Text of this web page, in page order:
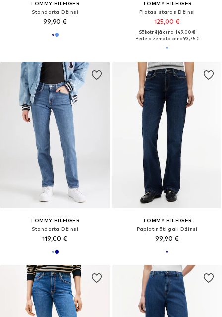
TOMMY HILFIGER
Standarta Džinsi
99,90 €
TOMMY HILFIGER
Platas staras Džinsi
125,00 €
Sākotnējā cena: 149,00 €
Pēdējā zemākā cena:93,75 €
TOMMY HILFIGER
Standarta Džinsi
119,00 €
TOMMY HILFIGER
Paplatināti gali Džinsi
99,90 €